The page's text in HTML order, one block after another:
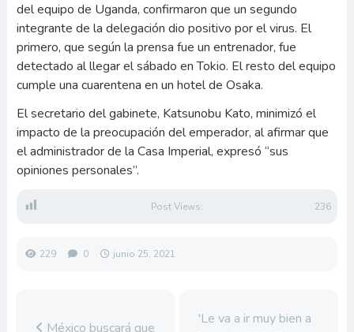
del equipo de Uganda, confirmaron que un segundo
integrante de la delegación dio positivo por el virus. El
primero, que según la prensa fue un entrenador, fue
detectado al llegar el sábado en Tokio. El resto del equipo
cumple una cuarentena en un hotel de Osaka.
El secretario del gabinete, Katsunobu Kato, minimizó el
impacto de la preocupación del emperador, al afirmar que
el administrador de la Casa Imperial, expresó “sus
opiniones personales”.
Post Views: 236
229 0 junio 25, 2021
México buscará que
'Le va a ir muy bien a